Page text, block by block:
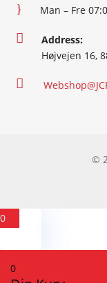
} Man – Fre

Address:
Højvejen 16,

©
0
0